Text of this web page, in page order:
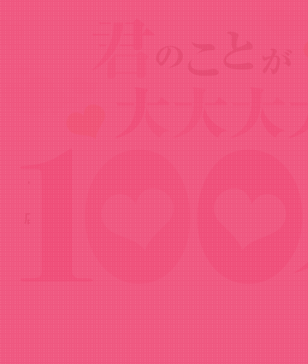
Goods
トレーディング缶バッジ ミニキャラver.
店）